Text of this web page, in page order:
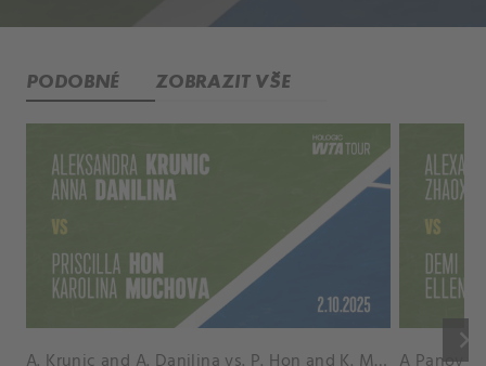
PODOBNÉ ZOBRAZIT VŠE
keyboard_arrow_right